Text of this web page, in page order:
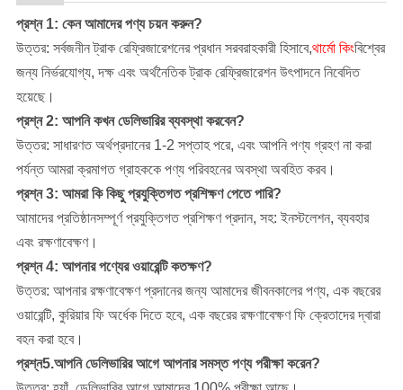
প্রশ্ন 1: কেন আমাদের পণ্য চয়ন করুন?
উত্তর: সর্বজনীন ট্রাক রেফ্রিজারেশনের প্রধান সরবরাহকারী হিসাবে,থার্মো কিংবিশ্বের
জন্য নির্ভরযোগ্য, দক্ষ এবং অর্থনৈতিক ট্রাক রেফ্রিজারেশন উৎপাদনে নিবেদিত
হয়েছে।
প্রশ্ন 2: আপনি কখন ডেলিভারির ব্যবস্থা করবেন?
উত্তর: সাধারণত অর্থপ্রদানের 1-2 সপ্তাহ পরে, এবং আপনি পণ্য গ্রহণ না করা
পর্যন্ত আমরা ক্রমাগত গ্রাহককে পণ্য পরিবহনের অবস্থা অবহিত করব।
প্রশ্ন 3: আমরা কি কিছু প্রযুক্তিগত প্রশিক্ষণ পেতে পারি?
আমাদের প্রতিষ্ঠানসম্পূর্ণ প্রযুক্তিগত প্রশিক্ষণ প্রদান, সহ: ইনস্টলেশন, ব্যবহার
এবং রক্ষণাবেক্ষণ।
প্রশ্ন 4: আপনার পণ্যের ওয়ারেন্টি কতক্ষণ?
উত্তর: আপনার রক্ষণাবেক্ষণ প্রদানের জন্য আমাদের জীবনকালের পণ্য, এক বছরের
ওয়ারেন্টি, কুরিয়ার ফি অর্ধেক দিতে হবে, এক বছরের রক্ষণাবেক্ষণ ফি ক্রেতাদের দ্বারা
বহন করা হবে।
প্রশ্ন5.আপনি ডেলিভারির আগে আপনার সমস্ত পণ্য পরীক্ষা করেন?